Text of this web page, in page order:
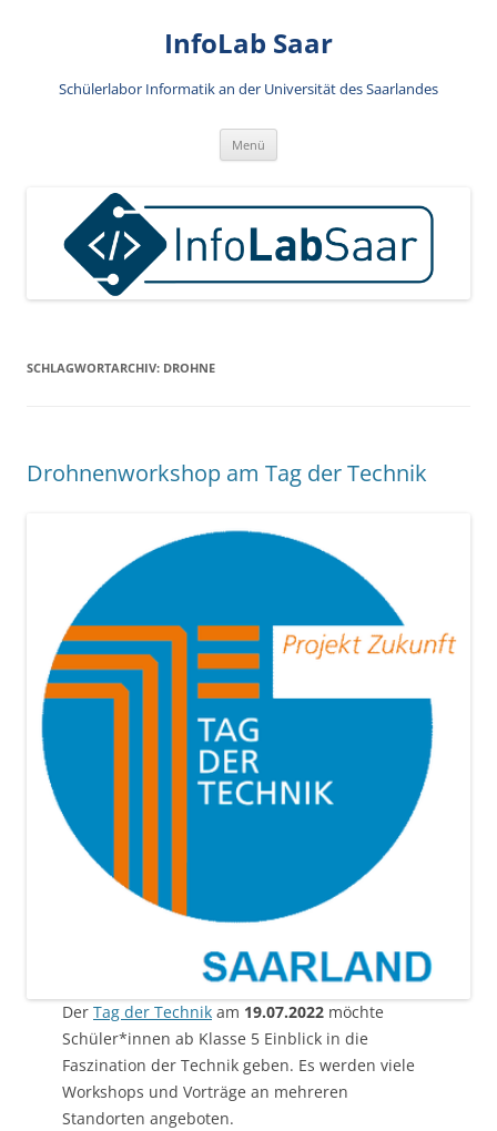
InfoLab Saar
Schülerlabor Informatik an der Universität des Saarlandes
Menü
SCHLAGWORTARCHIV: DROHNE
Drohnenworkshop am Tag der Technik
Der Tag der Technik am 19.07.2022 möchte
Schüler*innen ab Klasse 5 Einblick in die
Faszination der Technik geben. Es werden viele
Workshops und Vorträge an mehreren
Standorten angeboten.